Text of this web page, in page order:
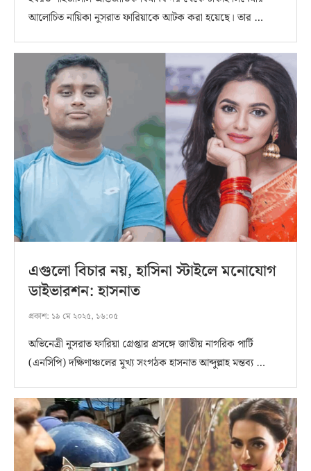
আলোচিত নায়িকা নুসরাত ফারিয়াকে আটক করা হয়েছে। তার …
এগুলো বিচার নয়, হাসিনা স্টাইলে মনোযোগ
ডাইভারশন: হাসনাত
প্রকাশ: ১৯ মে ২০২৫, ১৬:০৫
অভিনেত্রী নুসরাত ফারিয়া গ্রেপ্তার প্রসঙ্গে জাতীয় নাগরিক পার্টি
(এনসিপি) দক্ষিণাঞ্চলের মুখ্য সংগঠক হাসনাত আব্দুল্লাহ মন্তব্য …